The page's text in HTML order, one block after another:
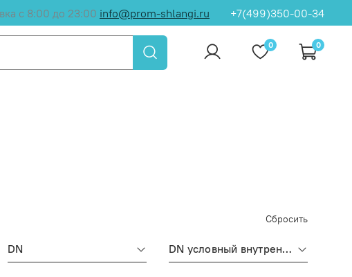
с 8:00 до 23:00 info@prom-shlangi.ru +7(499)350-00-34
0 0
Сбросить
DN DN условный внутренний диаметр рукава